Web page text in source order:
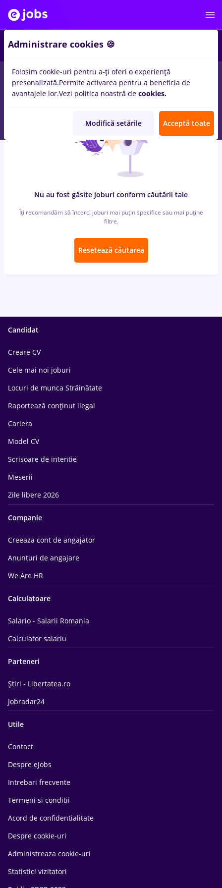
locuri de muncavopsitor, Part timeinCluj-Napoca
Fara experientainConstructii / Instalatii, IT / Telecom
Nu au fost găsite joburi conform căutării tale
Îți recomandăm să încerci joburi mai puțin specifice sau mai puține
filtre.
Resetează căutarea
Candidat
Creare CV
Cele mai noi joburi
Locuri de munca Străinătate
Raportează conținut ilegal
Cariera
Model CV
Scrisoare de intentie
Meserii
Zile libere 2026
Companie
Creeaza cont de angajator
Anunturi de angajare
We Are HR
Calculatoare
Salario - Salarii Romania
Calculator salariu
Parteneri
Știri - Libertatea.ro
Jobradar24
Utile
Contact
Despre eJobs
Intrebari frecvente
Termeni si conditii
Acord de confidentialitate
Despre cookie-uri
Administreaza cookie-uri
Statistici vizitatori
Administrare cookies 🍪
Folosim cookie-uri pentru a-ți oferi o experiență
presonalizată.Permite activarea pentru a beneficia de
avantajele lor.Vezi politica noastră de cookies.
Modifică setările Acceptă toate